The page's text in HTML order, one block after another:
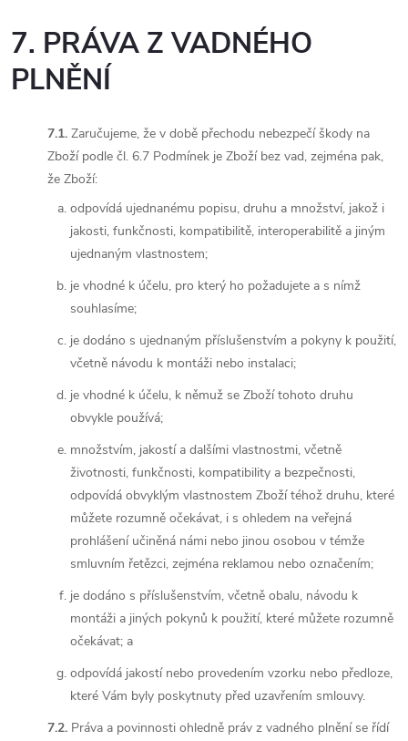
7. PRÁVA Z VADNÉHO
PLNĚNÍ
7.1. Zaručujeme, že v době přechodu nebezpečí škody na
Zboží podle čl. 6.7 Podmínek je Zboží bez vad, zejména pak,
že Zboží:
odpovídá ujednanému popisu, druhu a množství, jakož i
jakosti, funkčnosti, kompatibilitě, interoperabilitě a jiným
ujednaným vlastnostem;
je vhodné k účelu, pro který ho požadujete a s nímž
souhlasíme;
je dodáno s ujednaným příslušenstvím a pokyny k použití,
včetně návodu k montáži nebo instalaci;
je vhodné k účelu, k němuž se Zboží tohoto druhu
obvykle používá;
množstvím, jakostí a dalšími vlastnostmi, včetně
životnosti, funkčnosti, kompatibility a bezpečnosti,
odpovídá obvyklým vlastnostem Zboží téhož druhu, které
můžete rozumně očekávat, i s ohledem na veřejná
prohlášení učiněná námi nebo jinou osobou v témže
smluvním řetězci, zejména reklamou nebo označením;
je dodáno s příslušenstvím, včetně obalu, návodu k
montáži a jiných pokynů k použití, které můžete rozumně
očekávat; a
odpovídá jakostí nebo provedením vzorku nebo předloze,
které Vám byly poskytnuty před uzavřením smlouvy.
7.2. Práva a povinnosti ohledně práv z vadného plnění se řídí